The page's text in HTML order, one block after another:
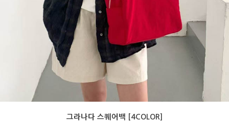
그라나다 스퀘어백 [4COLOR]